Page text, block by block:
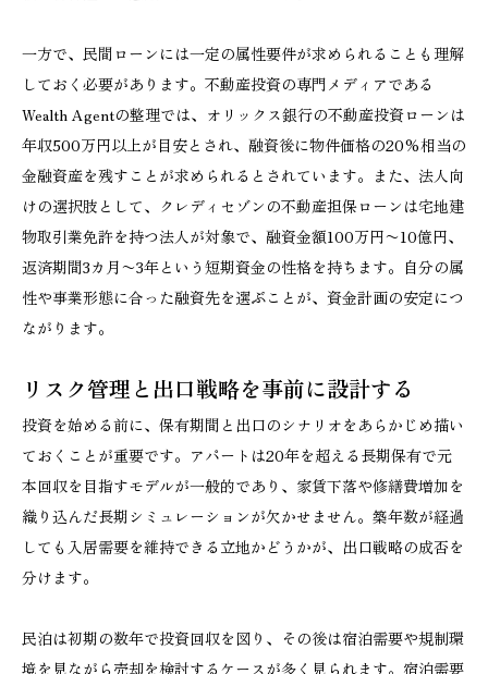
一方で、民間ローンには一定の属性要件が求められることも理解
しておく必要があります。不動産投資の専門メディアである
Wealth Agentの整理では、オリックス銀行の不動産投資ローンは
年収500万円以上が目安とされ、融資後に物件価格の20%相当の
金融資産を残すことが求められるとされています。また、法人向
けの選択肢として、クレディセゾンの不動産担保ローンは宅地建
物取引業免許を持つ法人が対象で、融資金額100万円〜10億円、
返済期間3カ月〜3年という短期資金の性格を持ちます。自分の属
性や事業形態に合った融資先を選ぶことが、資金計画の安定につ
ながります。
リスク管理と出口戦略を事前に設計する
投資を始める前に、保有期間と出口のシナリオをあらかじめ描い
ておくことが重要です。アパートは20年を超える長期保有で元
本回収を目指すモデルが一般的であり、家賃下落や修繕費増加を
織り込んだ長期シミュレーションが欠かせません。築年数が経過
しても入居需要を維持できる立地かどうかが、出口戦略の成否を
分けます。
民泊は初期の数年で投資回収を図り、その後は宿泊需要や規制環
境を見ながら売却を検討するケースが多く見られます。宿泊需要